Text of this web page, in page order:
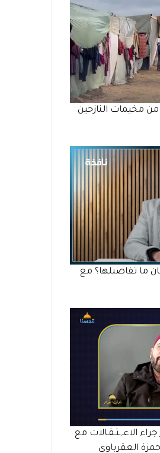
من مخيمات النازحين
ما تفاصيلها؟ مع
الاعـ,ـتـقـالات مع
العقرباوي